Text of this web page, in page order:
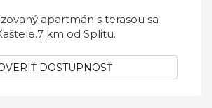
apartmán s terasou sa
km od Splitu.
DOSTUPNOSŤ